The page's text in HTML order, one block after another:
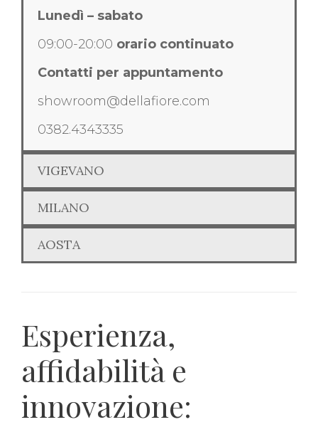
Lunedì – sabato
09:00-20:00 orario continuato
Contatti per appuntamento
showroom@dellafiore.com
0382.4343335
VIGEVANO
MILANO
AOSTA
Esperienza,
affidabilità e
innovazione: